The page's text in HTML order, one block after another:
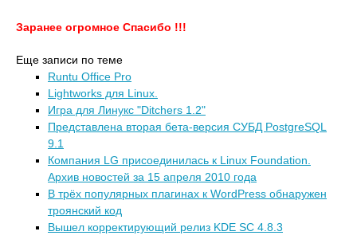
Заранее огромное Спасибо !!!
Еще записи по теме
Runtu Office Pro
Lightworks для Linux.
Игра для Линукс "Ditchers 1.2"
Представлена вторая бета-версия СУБД PostgreSQL
9.1
Компания LG присоединилась к Linux Foundation.
Архив новостей за 15 апреля 2010 года
В трёх популярных плагинах к WordPress обнаружен
троянский код
Вышел корректирующий релиз KDE SC 4.8.3